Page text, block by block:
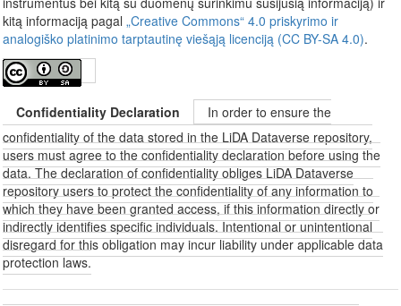
kitą informaciją pagal „Creative Commons“ 4.0 priskyrimo ir
analogiško platinimo tarptautinę viešąją licenciją (CC BY-SA 4.0).
Confidentiality Declaration
In order to ensure the
confidentiality of the data stored in the LiDA Dataverse repository,
users must agree to the confidentiality declaration before using the
data. The declaration of confidentiality obliges LiDA Dataverse
repository users to protect the confidentiality of any information to
which they have been granted access, if this information directly or
indirectly identifies specific individuals. Intentional or unintentional
disregard for this obligation may incur liability under applicable data
protection laws.